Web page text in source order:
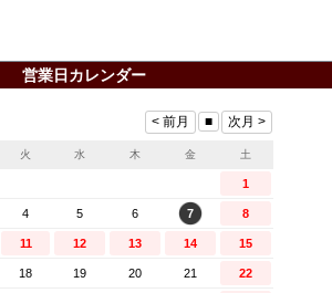
営業日カレンダー